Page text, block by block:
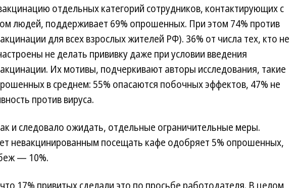
отдельных категорий сотрудников, контактирующих с
людей, поддерживает 69% опрошенных. При этом 74% против
для всех взрослых жителей РФ). 36% от числа тех, кто не
не делать прививку даже при условии введения
Их мотивы, подчеркивают авторы исследования, такие
в среднем: 55% опасаются побочных эффектов, 47% не
против вируса.
и следовало ожидать, отдельные ограничительные меры.
невакцинированным посещать кафе одобряет 5% опрошенных,
— 10%.